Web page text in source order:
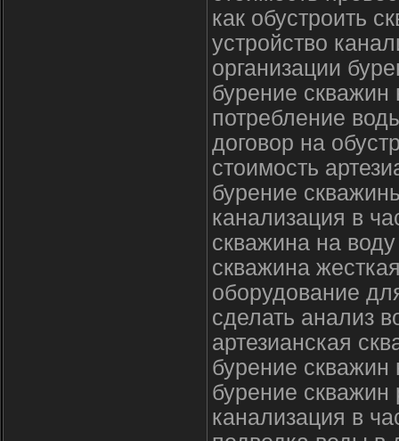
как обустроить
устройство
организации
бурение скважин
потребление
договор на
стоимость
бурение
канализация в
скважина на
скважина
оборудование
сделать анализ
артезианская
бурение скважин
бурение скважин
канализация в